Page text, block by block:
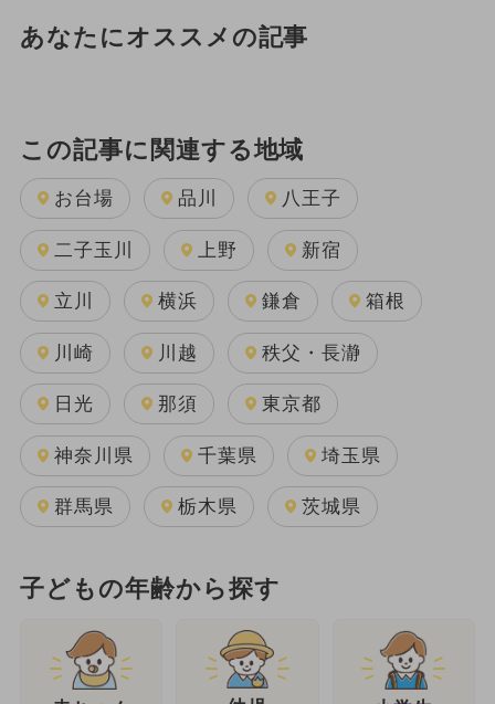
あなたにオススメの記事
この記事に関連する地域
お台場 品川 八王子
二子玉川 上野 新宿
立川 横浜 鎌倉 箱根
川崎 川越 秩父・長瀞
日光 那須 東京都
神奈川県 千葉県 埼玉県
群馬県 栃木県 茨城県
子どもの年齢から探す